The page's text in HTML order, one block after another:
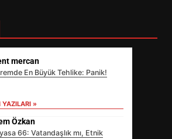
mercan
En Büyük Tehlike: Panik!
YAZILARI »
Özkan
66: Vatandaşlık mı, Etnik